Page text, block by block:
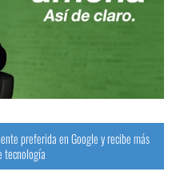
preferida en Google y recibe más
tecnología